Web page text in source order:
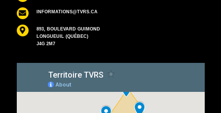
INFORMATIONS@TVRS.CA
893, BOULEVARD GUIMOND
LONGUEUIL (QUÉBEC)
J4G 2M7